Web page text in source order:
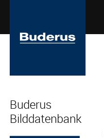
Buderus
Bilddatenbank